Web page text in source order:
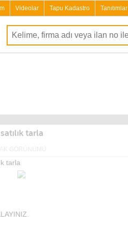
Videolar Tapu Kadastro Tanıtımlar
tarla